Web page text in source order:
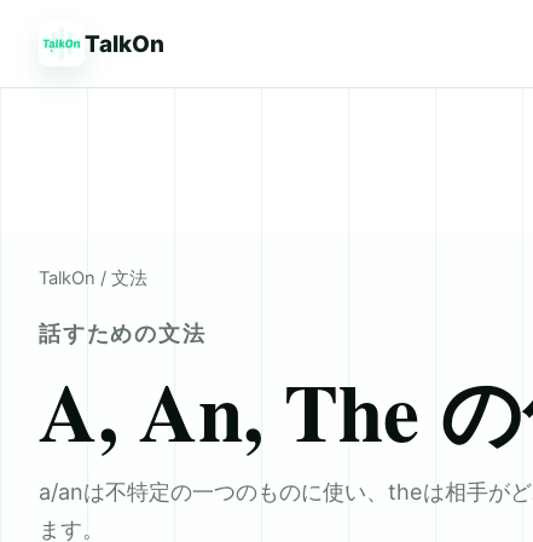
TalkOn
TalkOn / 文法
話すための文法
A, An, The
a/anは不特定の一つのものに使い、theは相手が
ます。